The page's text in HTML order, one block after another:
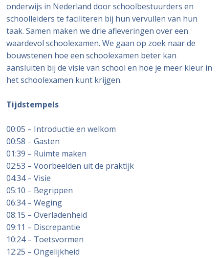
onderwijs in Nederland door schoolbestuurders en
schoolleiders te faciliteren bij hun vervullen van hun
taak. Samen maken we drie afleveringen over een
waardevol schoolexamen. We gaan op zoek naar de
bouwstenen hoe een schoolexamen beter kan
aansluiten bij de visie van school en hoe je meer kleur in
het schoolexamen kunt krijgen.
Tijdstempels
00:05 – Introductie en welkom
00:58 – Gasten
01:39 – Ruimte maken
02:53 – Voorbeelden uit de praktijk
04:34 – Visie
05:10 – Begrippen
06:34 – Weging
08:15 – Overladenheid
09:11 – Discrepantie
10:24 – Toetsvormen
12:25 – Ongelijkheid